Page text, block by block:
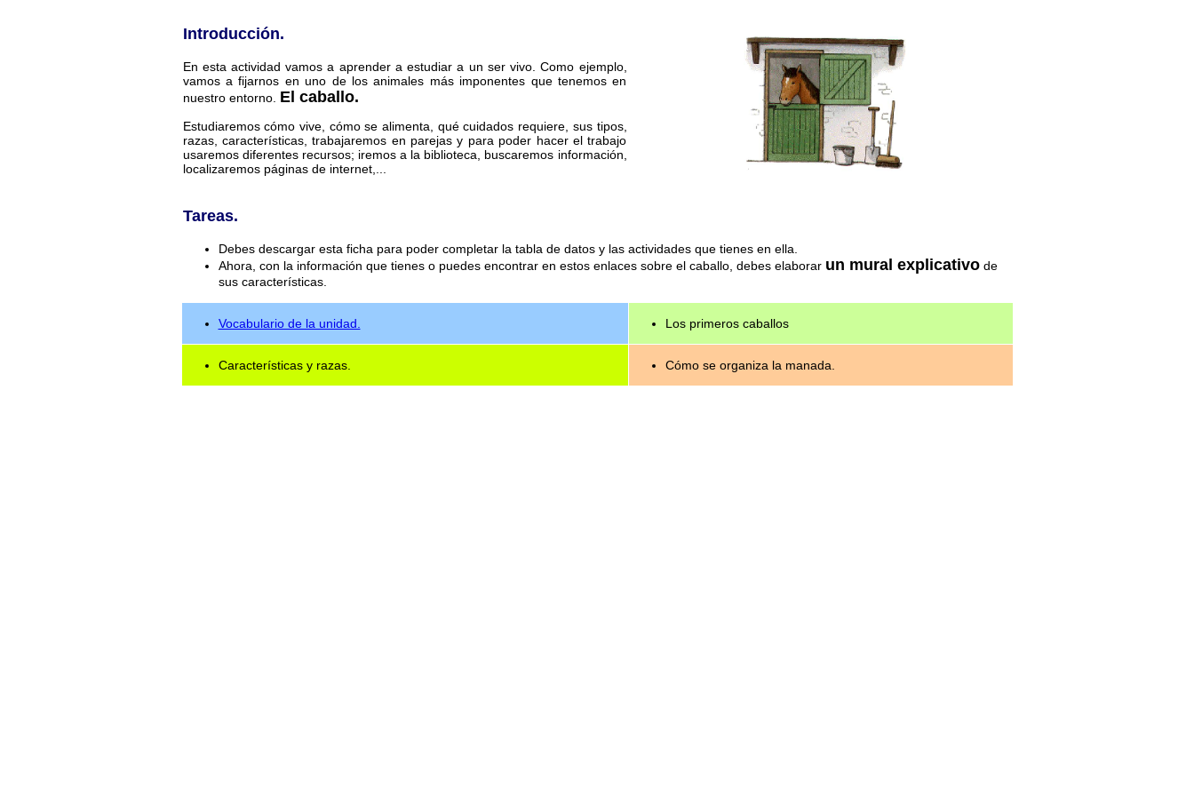
Introducción.
En esta actividad vamos a aprender a estudiar a un ser vivo. Como ejemplo,
vamos a fijarnos en uno de los animales más imponentes que tenemos en
nuestro entorno. El caballo.
Estudiaremos cómo vive, cómo se alimenta, qué cuidados requiere, sus tipos,
razas, características, trabajaremos en parejas y para poder hacer el trabajo
usaremos diferentes recursos; iremos a la biblioteca, buscaremos información,
localizaremos páginas de internet,...
Tareas.
Debes descargar esta ficha para poder completar la tabla de datos y las actividades que tienes en ella.
Ahora, con la información que tienes o puedes encontrar en estos enlaces sobre el caballo, debes elaborar un mural explicativode
sus características.
Vocabulario de la unidad. Los primeros caballos
Características y razas. Cómo se organiza la manada.